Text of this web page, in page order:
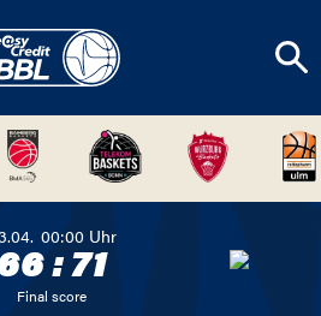
00:00 Uhr
:71
Final score